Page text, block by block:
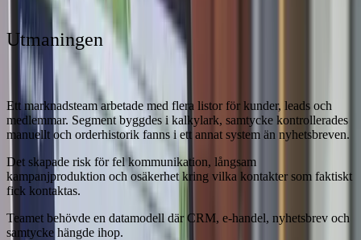
Utmaningen
Ett marknadsteam arbetade med flera listor för kunder, leads och
medlemmar. Segment byggdes i kalkylark, samtycke kontrollerades
manuellt och orderhistorik fanns i ett annat system än nyhetsbreven.
Det skapade risk för fel kommunikation, långsam
kampanjproduktion och osäkerhet kring vilka kontakter som faktiskt
fick kontaktas.
Teamet behövde en datamodell där CRM, e-handel, nyhetsbrev och
samtycke hängde ihop.